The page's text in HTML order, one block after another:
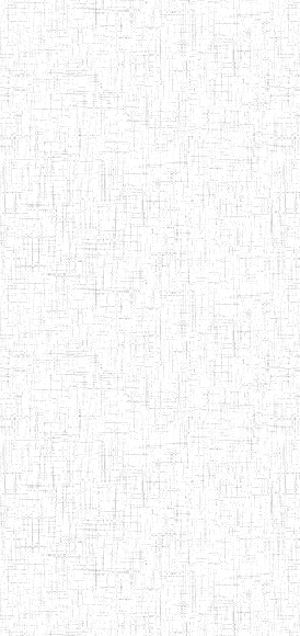
Page 9 sur 13 Total: 307
Préc. 4 5 6 7 8
9
Fin
04/06/2015 ENIEG